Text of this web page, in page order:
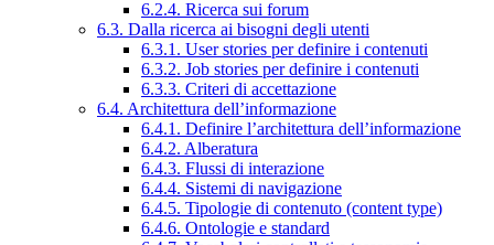
6.2.4. Ricerca sui forum
6.3. Dalla ricerca ai bisogni degli utenti
6.3.1. User stories per definire i contenuti
6.3.2. Job stories per definire i contenuti
6.3.3. Criteri di accettazione
6.4. Architettura dell’informazione
6.4.1. Definire l’architettura dell’informazione
6.4.2. Alberatura
6.4.3. Flussi di interazione
6.4.4. Sistemi di navigazione
6.4.5. Tipologie di contenuto (content type)
6.4.6. Ontologie e standard